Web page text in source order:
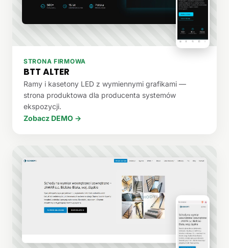
STRONA FIRMOWA
BTT ALTER
Ramy i kasetony LED z wymiennymi grafikami —
strona produktowa dla producenta systemów
ekspozycji.
Zobacz DEMO →